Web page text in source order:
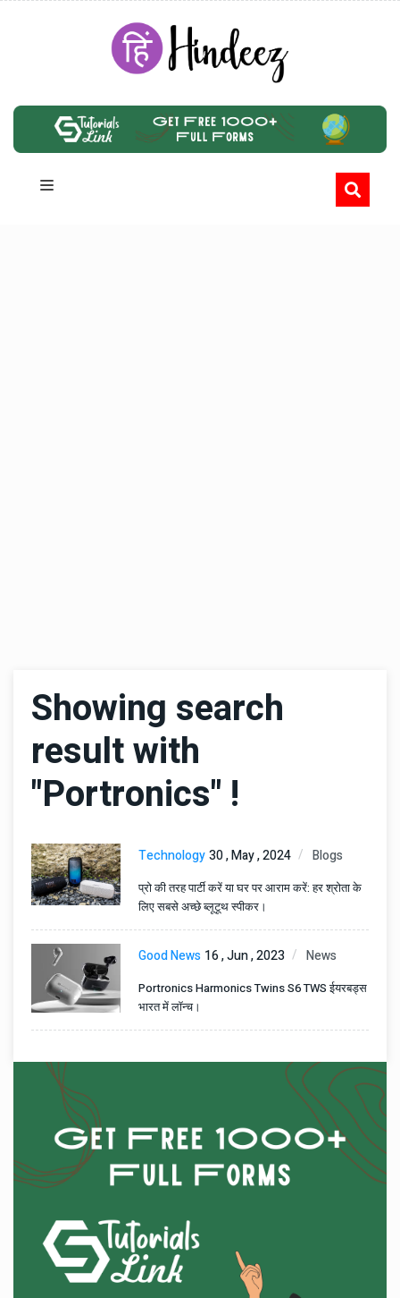
Showing search
result with
"Portronics" !
Technology30 , May , 2024 Blogs
प्रो की तरह पार्टी करें या घर पर आराम करें: हर श्रोता के
लिए सबसे अच्छे ब्लूटूथ स्पीकर।
Good News 16 , Jun , 2023 News
Portronics Harmonics Twins S6 TWS ईयरबड्स
भारत में लॉन्च।